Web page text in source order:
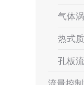
气体
热式
孔板